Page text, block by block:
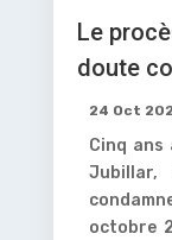
Le
doute
24 Oct
Cinq ans
octobre